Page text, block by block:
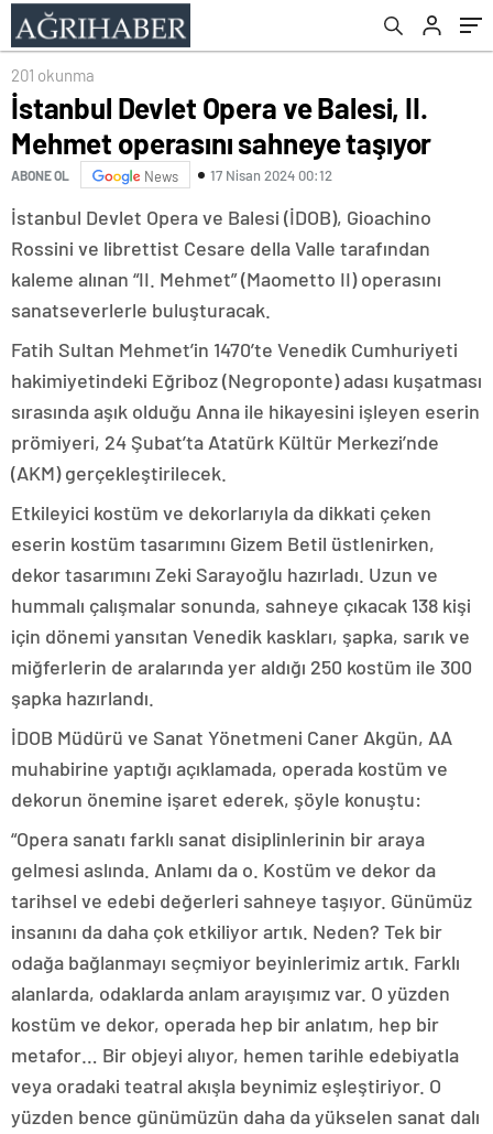
201 okunma
İstanbul Devlet Opera ve Balesi, II.
Mehmet operasını sahneye taşıyor
ABONE OL News 17 Nisan 2024 00:12
İstanbul Devlet Opera ve Balesi (İDOB), Gioachino
Rossini ve librettist Cesare della Valle tarafından
kaleme alınan “II. Mehmet” (Maometto II) operasını
sanatseverlerle buluşturacak.
Fatih Sultan Mehmet’in 1470’te Venedik Cumhuriyeti
hakimiyetindeki Eğriboz (Negroponte) adası kuşatması
sırasında aşık olduğu Anna ile hikayesini işleyen eserin
prömiyeri, 24 Şubat’ta Atatürk Kültür Merkezi’nde
(AKM) gerçekleştirilecek.
Etkileyici kostüm ve dekorlarıyla da dikkati çeken
eserin kostüm tasarımını Gizem Betil üstlenirken,
dekor tasarımını Zeki Sarayoğlu hazırladı. Uzun ve
hummalı çalışmalar sonunda, sahneye çıkacak 138 kişi
için dönemi yansıtan Venedik kaskları, şapka, sarık ve
miğferlerin de aralarında yer aldığı 250 kostüm ile 300
şapka hazırlandı.
İDOB Müdürü ve Sanat Yönetmeni Caner Akgün, AA
muhabirine yaptığı açıklamada, operada kostüm ve
dekorun önemine işaret ederek, şöyle konuştu:
“Opera sanatı farklı sanat disiplinlerinin bir araya
gelmesi aslında. Anlamı da o. Kostüm ve dekor da
tarihsel ve edebi değerleri sahneye taşıyor. Günümüz
insanını da daha çok etkiliyor artık. Neden? Tek bir
odağa bağlanmayı seçmiyor beyinlerimiz artık. Farklı
alanlarda, odaklarda anlam arayışımız var. O yüzden
kostüm ve dekor, operada hep bir anlatım, hep bir
metafor… Bir objeyi alıyor, hemen tarihle edebiyatla
veya oradaki teatral akışla beynimiz eşleştiriyor. O
yüzden bence günümüzün daha da yükselen sanat dalı